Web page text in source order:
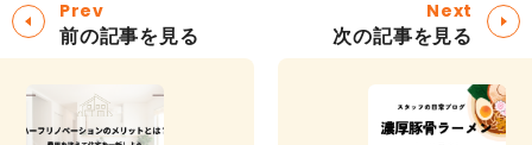
Prev
前の記事を見る
Next
次の記事を見る